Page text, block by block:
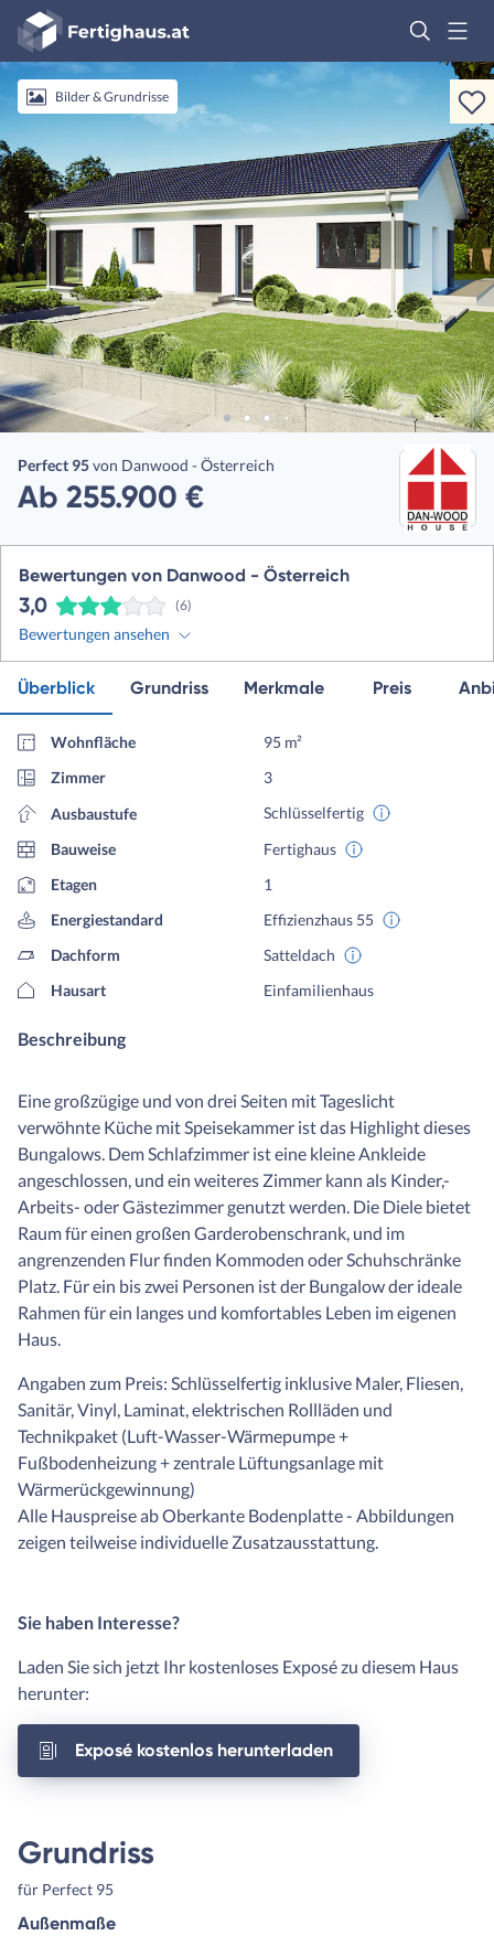
Fertighaus
Logo
AnmeldenBilder & Grundrisse
Perfect 95von Danwood - Österreich
Ab 255.900 €
Bewertungen von Danwood - Österreich
3,0 (6)
Bewertungen ansehen
Überblick Grundriss Merkmale Preis
Wohnfläche
95 m²
Zimmer
3
Ausbaustufe
Schlüsselfertig
Bauweise
Fertighaus
Etagen
1
Energiestandard
Effizienzhaus 55
Dachform
Satteldach
Hausart
Einfamilienhaus
Beschreibung
Eine großzügige und von drei Seiten mit Tageslicht
verwöhnte Küche mit Speisekammer ist das Highlight dieses
Bungalows. Dem Schlafzimmer ist eine kleine Ankleide
angeschlossen, und ein weiteres Zimmer kann als Kinder,-
Arbeits- oder Gästezimmer genutzt werden. Die Diele bietet
Raum für einen großen Garderobenschrank, und im
angrenzenden Flur finden Kommoden oder Schuhschränke
Platz. Für ein bis zwei Personen ist der Bungalow der ideale
Rahmen für ein langes und komfortables Leben im eigenen
Haus.
Angaben zum Preis: Schlüsselfertig inklusive Maler, Fliesen,
Sanitär, Vinyl, Laminat, elektrischen Rollläden und
Technikpaket (Luft-Wasser-Wärmepumpe +
Fußbodenheizung + zentrale Lüftungsanlage mit
Wärmerückgewinnung)
Alle Hauspreise ab Oberkante Bodenplatte - Abbildungen
zeigen teilweise individuelle Zusatzausstattung.
Sie haben Interesse?
Laden Sie sich jetzt Ihr kostenloses Exposé zu diesem Haus
herunter:
Exposé kostenlos herunterladen
Grundriss
für Perfect 95
Außenmaße